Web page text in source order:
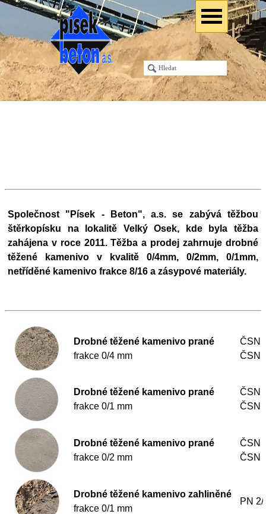
Společnost "Písek - Beton", a.s. se zabývá těžbou
štěrkopísku na lokalitě Velký Osek, kde byla těžba
zahájena v roce 2011. Těžba a prodej zahrnuje drobné
těžené kamenivo v kvalitě 0/4mm, 0/2mm, 0/1mm,
netříděné kamenivo frakce 8/16 a zásypové materiály.
Drobné těžené kamenivo prané
frakce 0/4 mm
ČSN
ČSN
Drobné těžené kamenivo prané
frakce 0/1 mm
ČSN
ČSN
Drobné těžené kamenivo prané
frakce 0/2 mm
ČSN
ČSN
Drobné těžené kamenivo zahliněné
frakce 0/1 mm
PN